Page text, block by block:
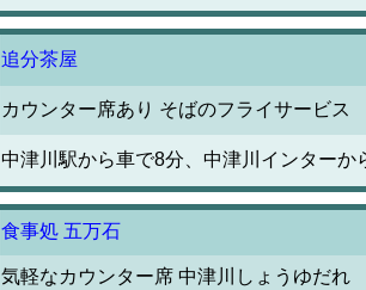
追分茶屋
カウンター席あり そばのフライサービス
中津川駅から車で8分、中津川インターか
食事処 五万石
気軽なカウンター席 中津川しょうゆだれ